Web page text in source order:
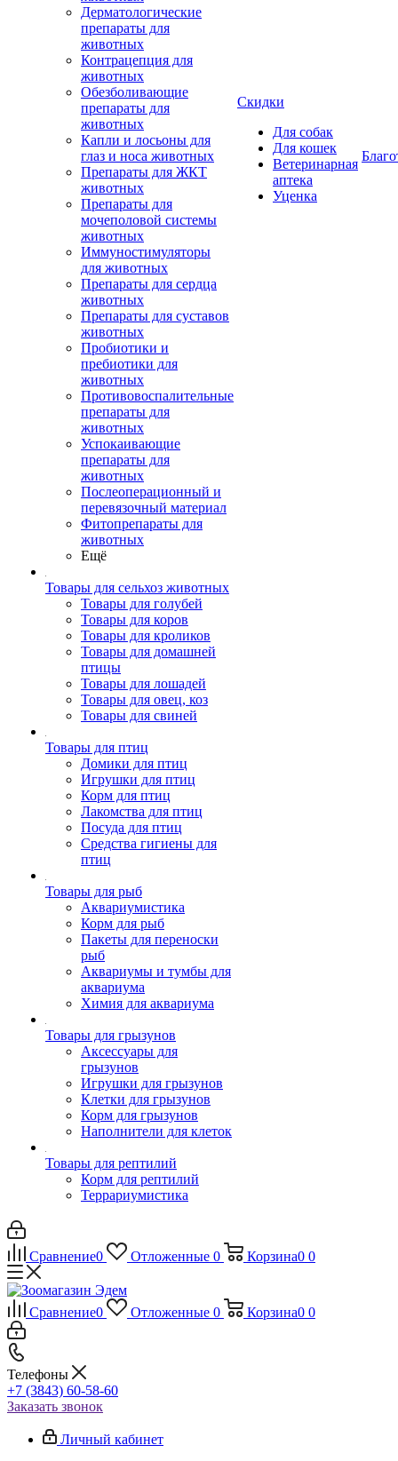
Дерматологические
препараты для
животных
Контрацепция для
животных
Обезболивающие
препараты для
животных
Капли и лосьоны для
глаз и носа животных
Препараты для ЖКТ
животных
Препараты для
мочеполовой системы
животных
Иммуностимуляторы
для животных
Препараты для сердца
животных
Препараты для суставов
животных
Пробиотики и
пребиотики для
животных
Противовоспалительные
препараты для
животных
Успокаивающие
препараты для
животных
Послеоперационный и
перевязочный материал
Фитопрепараты для
животных
Ещё
Товары для сельхоз животных
Товары для голубей
Товары для коров
Товары для кроликов
Товары для домашней
птицы
Товары для лошадей
Товары для овец, коз
Товары для свиней
Товары для птиц
Домики для птиц
Игрушки для птиц
Корм для птиц
Лакомства для птиц
Посуда для птиц
Средства гигиены для
птиц
Товары для рыб
Аквариумистика
Корм для рыб
Пакеты для переноски
рыб
Аквариумы и тумбы для
аквариума
Химия для аквариума
Товары для грызунов
Аксессуары для
грызунов
Игрушки для грызунов
Клетки для грызунов
Корм для грызунов
Наполнители для клеток
Товары для рептилий
Корм для рептилий
Террариумистика
Скидки
Для собак
Для кошек
Ветеринарная
аптека
Уценка
Сравнение0 Отложенные 0 Корзина0 0
Сравнение0 Отложенные 0 Корзина0 0
Телефоны
+7 (3843) 60-58-60
Заказать звонок
Личный кабинет